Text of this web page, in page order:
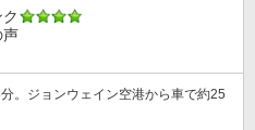
声
。ジョンウェイン空港から車で約25